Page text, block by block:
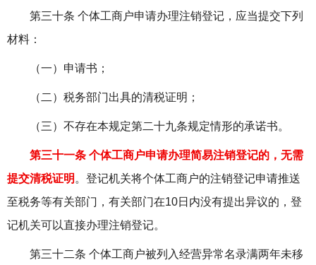
第三十条 个体工商户申请办理注销登记，应当提交下列
材料：
（一）申请书；
（二）税务部门出具的清税证明；
（三）不存在本规定第二十九条规定情形的承诺书。
第三十一条 个体工商户申请办理简易注销登记的，无需
提交清税证明 。登记机关将个体工商户的注销登记申请推送
至税务等有关部门，有关部门在10日内没有提出异议的，登
记机关可以直接办理注销登记。
第三十二条 个体工商户被列入经营异常名录满两年未移